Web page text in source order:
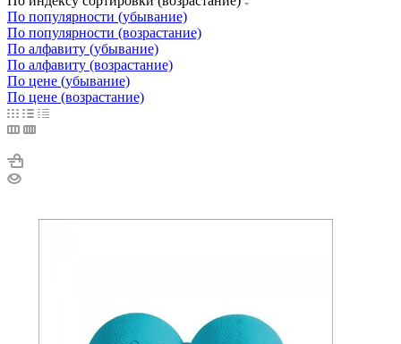
По популярности (убывание)
По популярности (возрастание)
По алфавиту (убывание)
По алфавиту (возрастание)
По цене (убывание)
По цене (возрастание)